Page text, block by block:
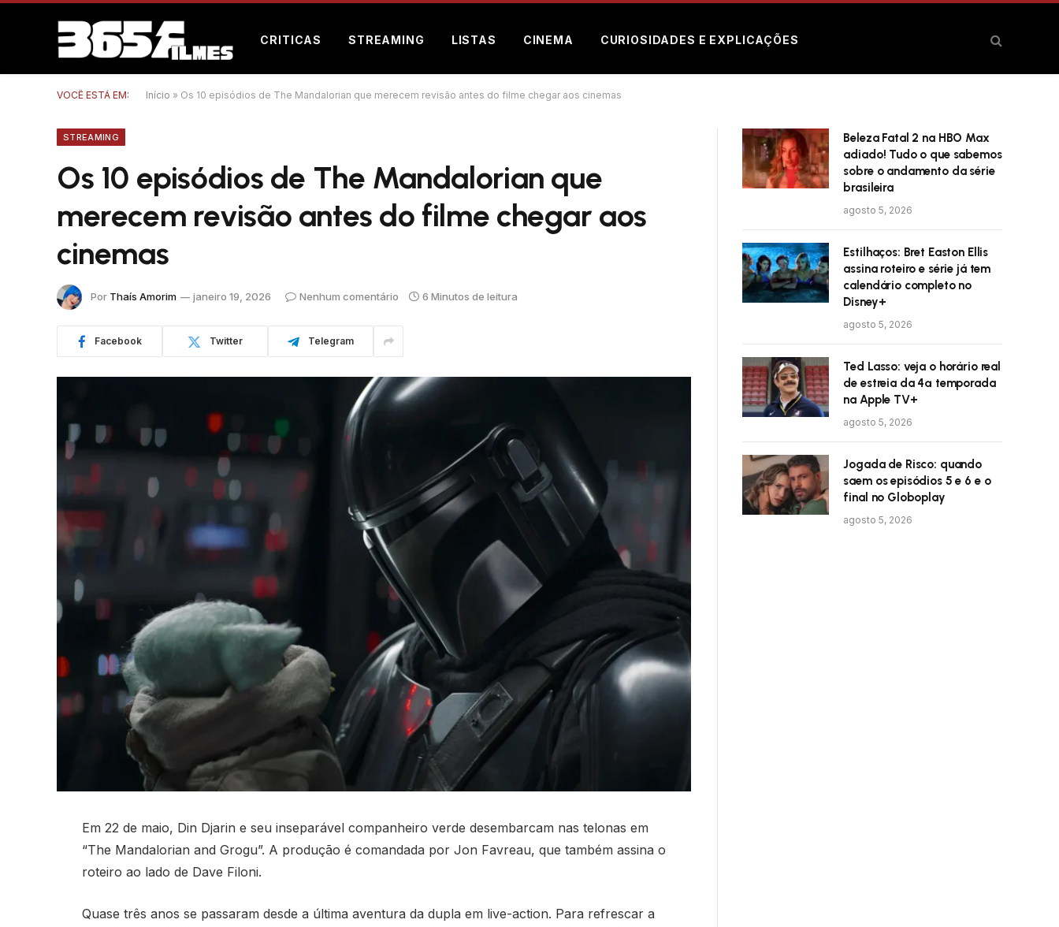
CRITICAS STREAMING LISTAS CINEMA CURIOSIDADES E EXPLICAÇÕES
VOCÊ ESTÁ EM: Início » Os 10 episódios de The Mandalorian que merecem revisão antes do filme chegar aos cinemas
STREAMING
Os 10 episódios de The Mandalorian que
merecem revisão antes do filme chegar aos
cinemas
Por Thaís Amorim janeiro 19, 2026 Nenhum comentário 6 Minutos de leitura
Facebook Twitter Telegram
Em 22 de maio, Din Djarin e seu inseparável companheiro verde desembarcam nas telonas em
“The Mandalorian and Grogu”. A produção é comandada por Jon Favreau, que também assina o
roteiro ao lado de Dave Filoni.
Quase três anos se passaram desde a última aventura da dupla em live-action. Para refrescar a
Beleza Fatal 2 na HBO Max
adiado! Tudo o que sabemos
sobre o andamento da série
brasileira
agosto 5, 2026
Estilhaços: Bret Easton Ellis
assina roteiro e série já tem
calendário completo no
Disney+
agosto 5, 2026
Ted Lasso: veja o horário real
de estreia da 4ª temporada
na Apple TV+
agosto 5, 2026
Jogada de Risco: quando
saem os episódios 5 e 6 e o
final no Globoplay
agosto 5, 2026